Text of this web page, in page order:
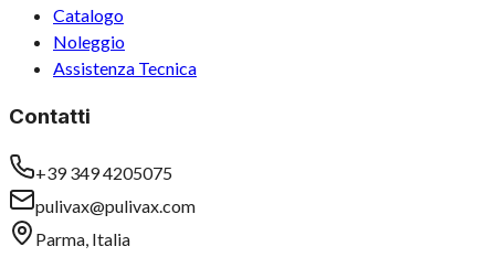
Catalogo
Noleggio
Assistenza Tecnica
Contatti
+39 349 4205075
pulivax@pulivax.com
Parma, Italia